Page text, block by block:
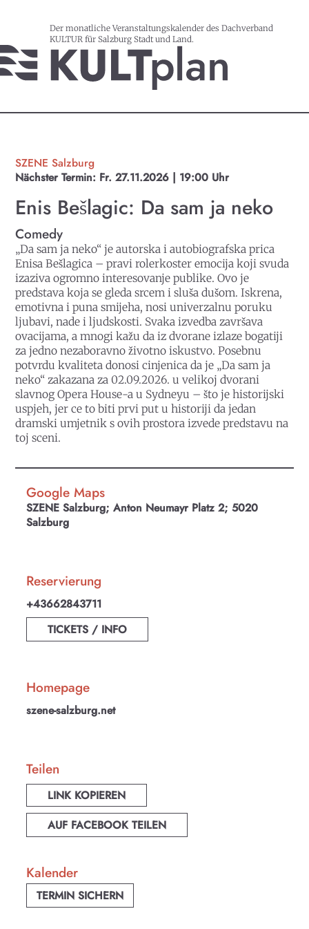
Der monatliche Veranstaltungskalender des Dachverband
KULTUR für Salzburg Stadt und Land.
SZENE Salzburg
Nächster Termin: Fr. 27.11.2026 | 19:00 Uhr
Enis Bešlagic: Da sam ja neko
Comedy
„Da sam ja neko“ je autorska i autobiografska prica
Enisa Bešlagica – pravi rolerkoster emocija koji svuda
izaziva ogromno interesovanje publike. Ovo je
predstava koja se gleda srcem i sluša dušom. Iskrena,
emotivna i puna smijeha, nosi univerzalnu poruku
ljubavi, nade i ljudskosti. Svaka izvedba završava
ovacijama, a mnogi kažu da iz dvorane izlaze bogatiji
za jedno nezaboravno životno iskustvo. Posebnu
potvrdu kvaliteta donosi cinjenica da je „Da sam ja
neko“ zakazana za 02.09.2026. u velikoj dvorani
slavnog Opera House-a u Sydneyu – što je historijski
uspjeh, jer ce to biti prvi put u historiji da jedan
dramski umjetnik s ovih prostora izvede predstavu na
toj sceni.
Google Maps
SZENE Salzburg; Anton Neumayr Platz 2; 5020
Salzburg
Reservierung
+43662843711
TICKETS / INFO
Homepage
szene-salzburg.net
Teilen
LINK KOPIEREN
AUF FACEBOOK TEILEN
Kalender
TERMIN SICHERN